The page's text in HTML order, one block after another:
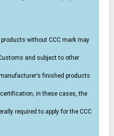
products without CCC mark may
and subject to other
finished products
in these cases, the
required to apply for the CCC